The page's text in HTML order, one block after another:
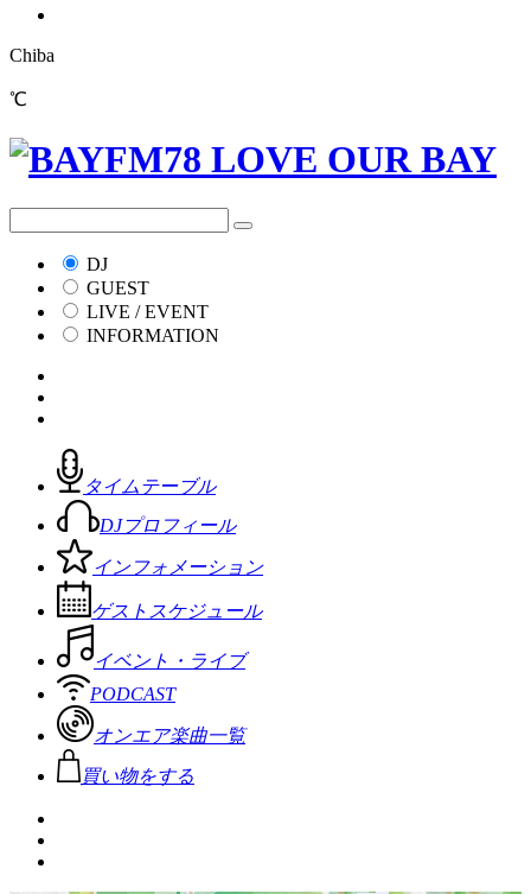
Chiba
℃
DJ
GUEST
LIVE / EVENT
INFORMATION
タイムテーブル
DJプロフィール
インフォメーション
ゲストスケジュール
イベント・ライブ
PODCAST
オンエア楽曲一覧
買い物をする